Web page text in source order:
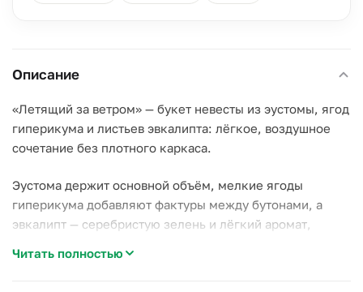
Описание
«Летящий за ветром» — букет невесты из эустомы, ягод
гиперикума и листьев эвкалипта: лёгкое, воздушное
сочетание без плотного каркаса.
Эустома держит основной объём, мелкие ягоды
гиперикума добавляют фактуры между бутонами, а
эвкалипт — серебристую зелень и лёгкий аромат,
Читать полностью